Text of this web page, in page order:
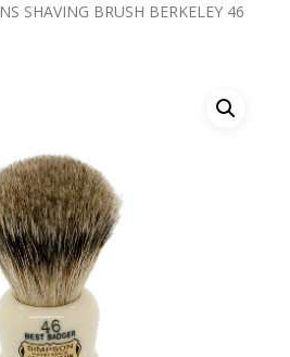
SHAVING BRUSH BERKELEY 46